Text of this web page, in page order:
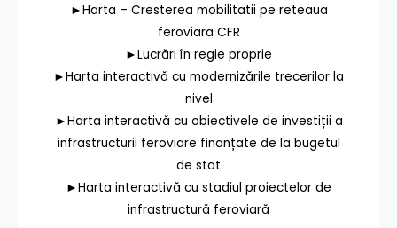
►Harta – Cresterea mobilitatii pe reteaua
feroviara CFR
►Lucrări în regie proprie
►Harta interactivă cu modernizările trecerilor la
nivel
►Harta interactivă cu obiectivele de investiții a
infrastructurii feroviare finanțate de la bugetul
de stat
►Harta interactivă cu stadiul proiectelor de
infrastructură feroviară